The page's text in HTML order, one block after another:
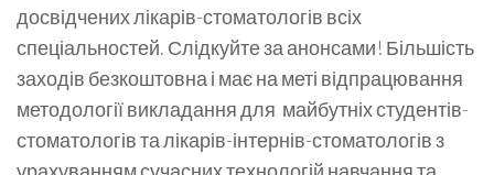
досвідчених лікарів-стоматологів всіх
спеціальностей. Слідкуйте за анонсами! Більшість
заходів безкоштовна і має на меті відпрацювання
методології викладання для майбутніх студентів-
стоматологів та лікарів-інтернів-стоматологів з
урахуванням сучасних технологій навчання та